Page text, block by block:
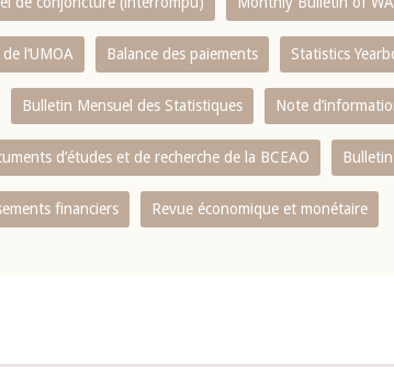
l‘UMOA Balance des paiements Statistics
Bulletin Mensuel des Statistiques Note
d’études et de recherche de la BCEAO
financiers Revue économique et monétaire